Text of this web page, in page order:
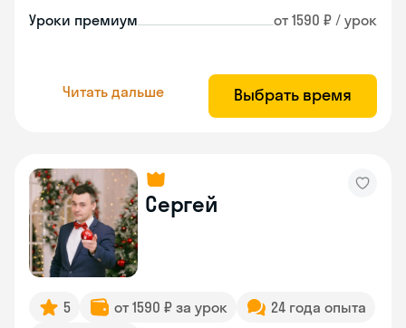
Уроки премиум от 1590 ₽ / урок
Читать дальше Выбрать время
Сергей
5 от 1590 ₽ за урок
24 года опыта